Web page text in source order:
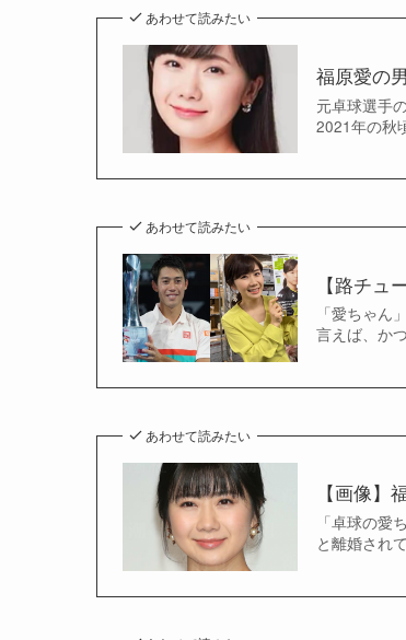
福原愛の
元卓球選手
2021年の秋
【路チュ
「愛ちゃん
言えば、か
【画像】
「卓球の愛
と離婚さ